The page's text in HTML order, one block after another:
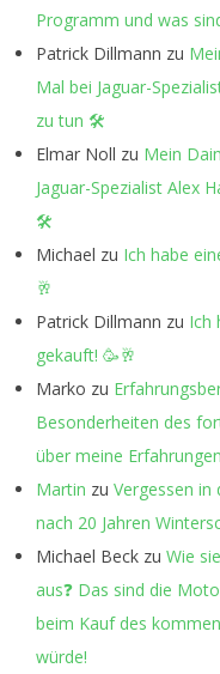
Programm und was
Patrick Dillmann zu
Mal bei Jaguar-
zu tun 🛠️
Elmar Noll zu Mein
Jaguar-Spezialist Alex
🛠️
Michael zu Ich habe
🥂
Patrick Dillmann zu Ich
gekauft! 🥳🥂
Marko zu
Besonderheiten des
über meine
Martin zu Vergessen in
nach 20 Jahren
Michael Beck zu Wie
aus❓ Das sind die
beim Kauf des
würde!